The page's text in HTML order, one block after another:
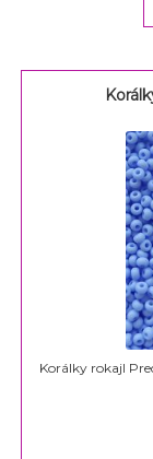
Korálky rokajl